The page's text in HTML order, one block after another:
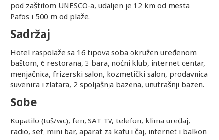
pod zaštitom UNESCO-a, udaljen je 12 km od mesta
Pafos i 500 m od plaže.
Sadržaj
Hotel raspolaže sa 16 tipova soba okružen uređenom
baštom, 6 restorana, 3 bara, noćni klub, internet centar,
menjačnica, frizerski salon, kozmetički salon, prodavnica
suvenira i zlatara, 2 spoljašnja bazena, unutrašnji bazen.
Sobe
Kupatilo (tuš/wc), fen, SAT TV, telefon, klima uređaj,
radio, sef, mini bar, aparat za kafu i čaj, internet i balkon